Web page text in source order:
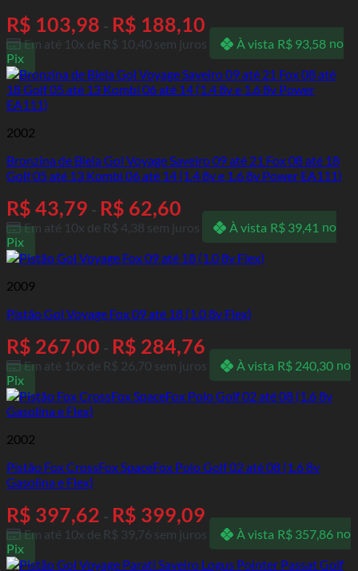
R$ 103,98 - R$ 188,10
Em até 10x de R$ 10,40 sem juros À vista R$93,58 no
Pix
2002
Bronzina de Biela Gol Voyage Saveiro 09 até 21 Fox 08 até 18
Golf 05 até 13 Kombi 06 até 14 (1.4 8v e 1.6 8v Power EA111)
R$ 43,79 - R$ 62,60
Em até 10x de R$ 4,38 sem juros À vista R$39,41 no
Pix
2009
Pistão Gol Voyage Fox 09 até 18 (1.0 8v Flex)
R$ 267,00 - R$ 284,76
Em até 10x de R$ 26,70 sem juros À vista R$240,30 no
Pix
2002
Pistão Fox CrossFox SpaceFox Polo Golf 02 até 08 (1.6 8v
Gasolina e Flex)
R$ 397,62 - R$ 399,09
Em até 10x de R$ 39,76 sem juros À vista R$357,86 no
Pix